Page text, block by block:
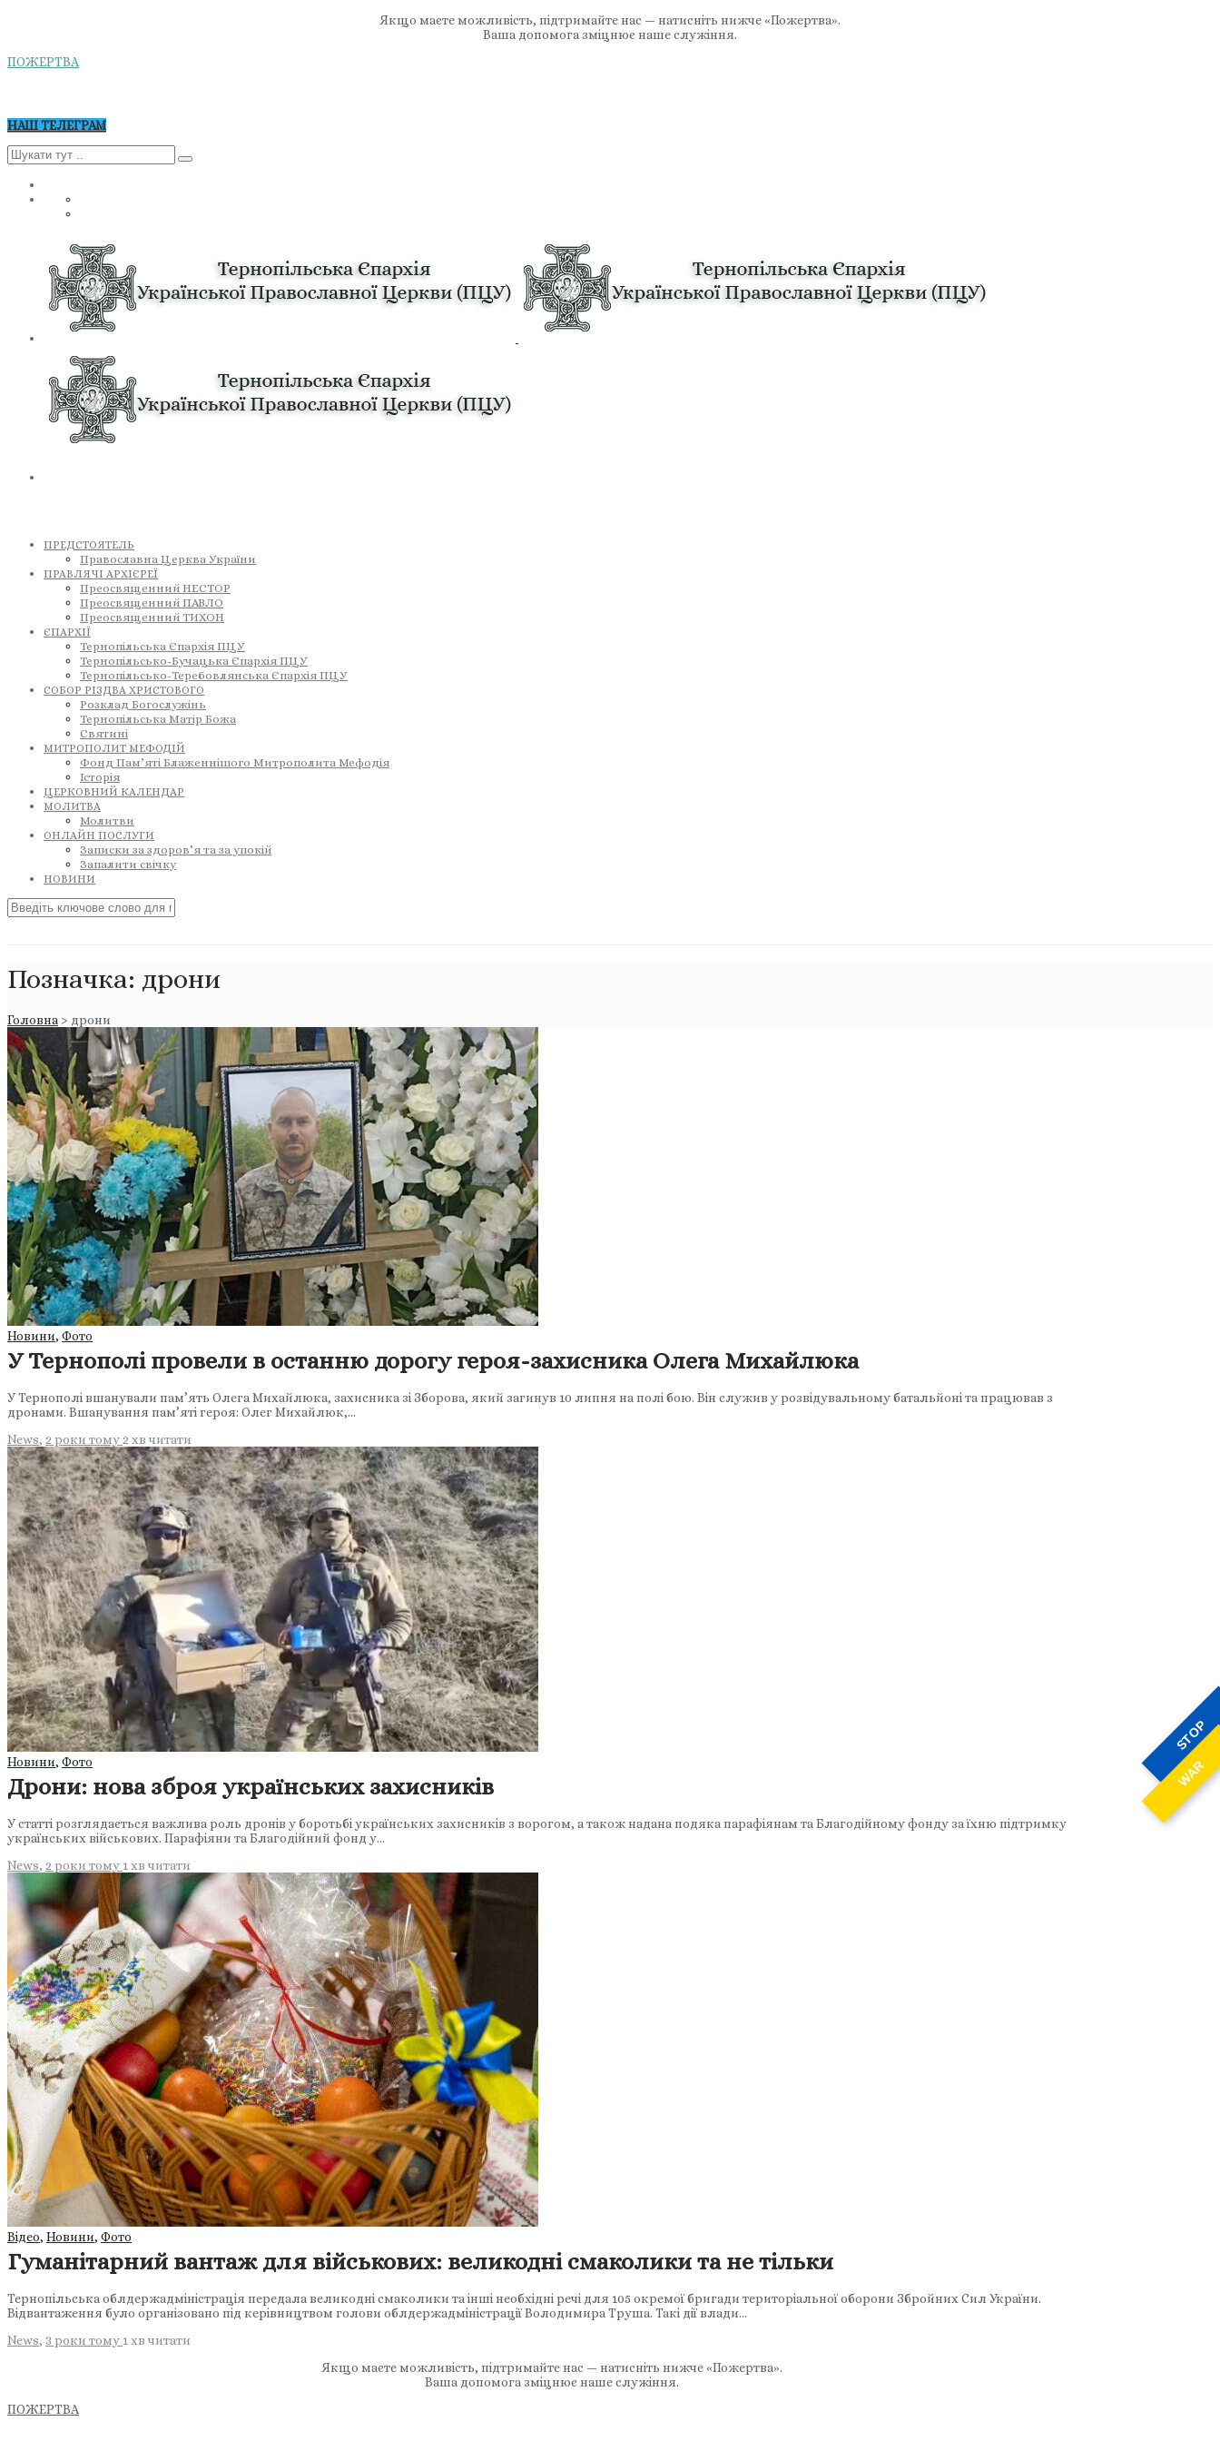
STOP
WAR
Якщо маєте можливість, підтримайте нас — натисніть нижче «Пожертва».
Ваша допомога зміцнює наше служіння.
ПОЖЕРТВА
НАШ ТЕЛЕГРАМ
ПРЕДСТОЯТЕЛЬ
Православна Церква України
ПРАВЛЯЧІ АРХІЄРЕЇ
Преосвященний НЕСТОР
Преосвященний ПАВЛО
Преосвященний ТИХОН
ЄПАРХІЇ
Тернопільська Єпархія ПЦУ
Тернопільсько-Бучацька Єпархія ПЦУ
Тернопільсько-Теребовлянська Єпархія ПЦУ
СОБОР РІЗДВА ХРИСТОВОГО
Розклад Богослужінь
Тернопільська Матір Божа
Святині
МИТРОПОЛИТ МЕФОДІЙ
Фонд Пам’яті Блаженнішого Митрополита Мефодія
Історія
ЦЕРКОВНИЙ КАЛЕНДАР
МОЛИТВА
Молитви
ОНЛАЙН ПОСЛУГИ
Записки за здоров’я та за упокій
Запалити свічку
НОВИНИ
Позначка: дрони
Головна > дрони
Новини, Фото
У Тернополі провели в останню дорогу героя-захисника Олега Михайлюка
У Тернополі вшанували пам’ять Олега Михайлюка, захисника зі Зборова, який загинув 10 липня на полі бою. Він служив у розвідувальному батальйоні та працював з
дронами. Вшанування пам’яті героя: Олег Михайлюк,…
News, 2 роки тому 2 хв читати
Новини, Фото
Дрони: нова зброя українських захисників
У статті розглядається важлива роль дронів у боротьбі українських захисників з ворогом, а також надана подяка парафіянам та Благодійному фонду за їхню підтримку
українських військових. Парафіяни та Благодійний фонд у…
News, 2 роки тому 1 хв читати
Відео, Новини, Фото
Гуманітарний вантаж для військових: великодні смаколики та не тільки
Тернопільська облдержадміністрація передала великодні смаколики та інші необхідні речі для 105 окремої бригади територіальної оборони Збройних Сил України.
Відвантаження було організовано під керівництвом голови облдержадміністрації Володимира Труша. Такі дії влади…
News, 3 роки тому 1 хв читати
Якщо маєте можливість, підтримайте нас — натисніть нижче «Пожертва».
Ваша допомога зміцнює наше служіння.
ПОЖЕРТВА